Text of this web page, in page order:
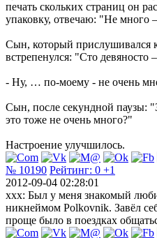
печать скольких страниц он
упаковку, отвечаю: "Не много
Сын, который прислушивался
встрепенулся: "Сто девяносто
- Ну, … по-моему - не очень
Сын, после секундной паузы:
это тоже не очень много?"
Настроение улучшилось.
№ 10190 Рейтинг: 0 +1
2012-09-04 02:28:01
xxx: Был у меня знакомый
никнеймом Polkovnik. Завёл
проще было в поездках